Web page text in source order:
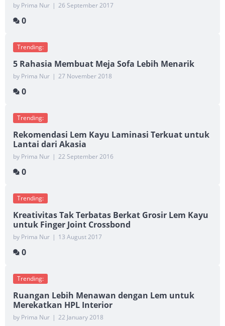
by Prima Nur | 26 September 2017
0
Trending:
5 Rahasia Membuat Meja Sofa Lebih Menarik
by Prima Nur | 27 November 2018
0
Trending:
Rekomendasi Lem Kayu Laminasi Terkuat untuk
Lantai dari Akasia
by Prima Nur | 22 September 2016
0
Trending:
Kreativitas Tak Terbatas Berkat Grosir Lem Kayu
untuk Finger Joint Crossbond
by Prima Nur | 13 August 2017
0
Trending:
Ruangan Lebih Menawan dengan Lem untuk
Merekatkan HPL Interior
by Prima Nur | 22 January 2018